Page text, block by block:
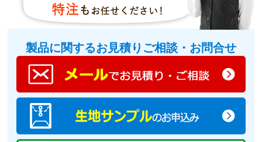
製品に関するお見積りご相談・お問合せ